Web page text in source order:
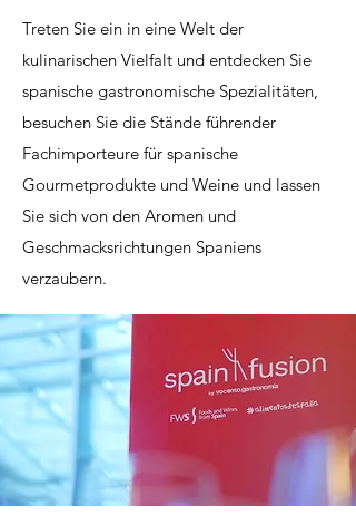
Treten Sie ein in eine Welt der
kulinarischen Vielfalt und entdecken Sie
spanische gastronomische Spezialitäten,
besuchen Sie die Stände führender
Fachimporteure für spanische
Gourmetprodukte und Weine und lassen
Sie sich von den Aromen und
Geschmacksrichtungen Spaniens
verzaubern.